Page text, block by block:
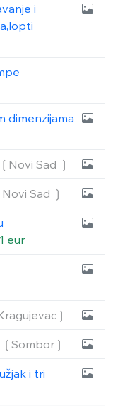
i
dimenzijama
❲Novi Sad ❳
Sad ❳
1 eur
❲Sombor❳
i tri